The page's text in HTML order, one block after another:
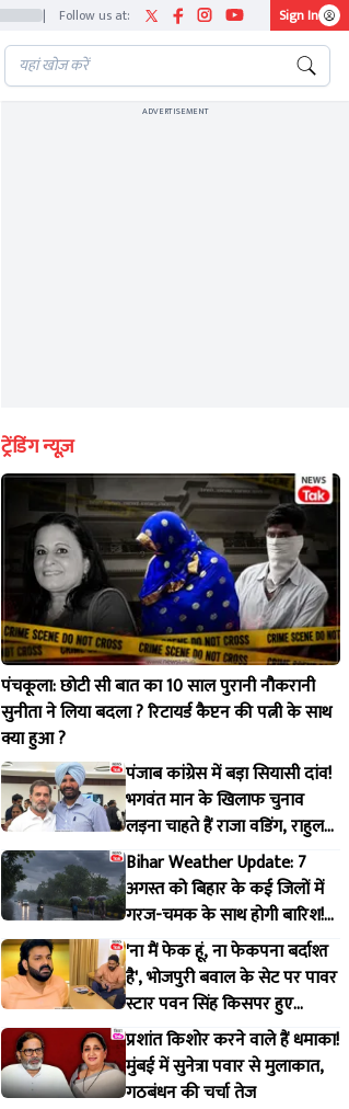
| Follow us at: Sign In
ADVERTISEMENT
ट्रेंडिंग न्यूज़
पंचकूला: छोटी सी बात का 10 साल पुरानी नौकरानी
सुनीता ने लिया बदला ? रिटायर्ड कैप्टन की पत्नी के साथ
क्या हुआ ?
पंजाब कांग्रेस में बड़ा सियासी दांव!
भगवंत मान के खिलाफ चुनाव
लड़ना चाहते हैं राजा वडिंग, राहुल
गांधी से मांगी हरी झंडी
Bihar Weather Update: 7
अगस्त को बिहार के कई जिलों में
गरज-चमक के साथ होगी बारिश!
IMD ने जारी किया अलर्ट
'ना मैं फेक हूं, ना फेकपना बर्दाश्त
है', भोजपुरी बवाल के सेट पर पावर
स्टार पवन सिंह किसपर हुए
आगबबूला?
प्रशांत किशोर करने वाले हैं धमाका!
मुंबई में सुनेत्रा पवार से मुलाकात,
गठबंधन की चर्चा तेज